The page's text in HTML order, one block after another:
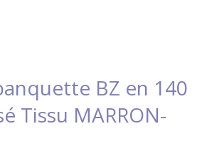
BZ en 140
Tissu MARRON-